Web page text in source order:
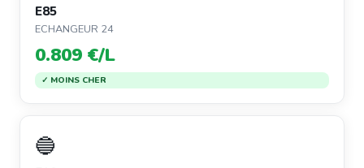
E85
ECHANGEUR 24
0.809 €/L
✓ MOINS CHER
🔵